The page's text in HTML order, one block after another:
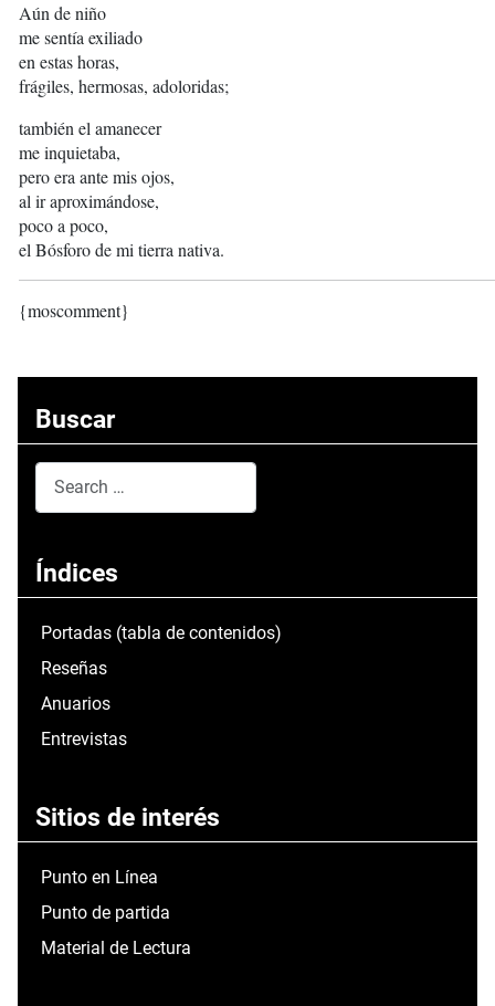
Aún de niño
me sentía exiliado
en estas horas,
frágiles, hermosas, adoloridas;
también el amanecer
me inquietaba,
pero era ante mis ojos,
al ir aproximándose,
poco a poco,
el Bósforo de mi tierra nativa.
{moscomment}
Buscar
Índices
Portadas (tabla de contenidos)
Reseñas
Anuarios
Entrevistas
Sitios de interés
Punto en Línea
Punto de partida
Material de Lectura